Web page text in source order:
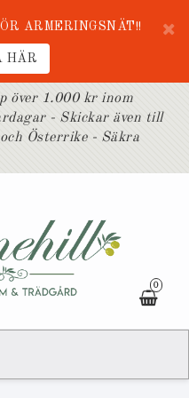
ARMERINGSNÄT!!
HÄR
över 1.000 kr inom
- Skickar även till
Österrike - Säkra
0